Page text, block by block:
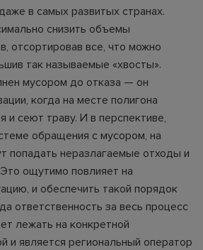
в самых развитых странах.
снизить объемы
отсортировав все, что можно
так называемые «хвосты».
мусором до отказа — он
когда на месте полигона
и сеют траву. И в перспективе,
обращения с мусором, на
попадать неразлагаемые отходы и
ощутимо повлияет на
и обеспечить такой порядок
ответственность за весь процесс
лежать на конкретной
и является региональный оператор